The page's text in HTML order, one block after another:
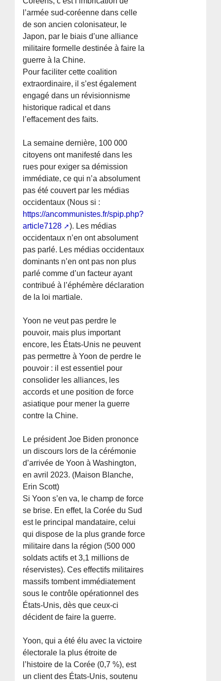
l’armée sud-coréenne dans celle
de son ancien colonisateur, le
Japon, par le biais d’une alliance
militaire formelle destinée à faire la
guerre à la Chine.
Pour faciliter cette coalition
extraordinaire, il s’est également
engagé dans un révisionnisme
historique radical et dans
l’effacement des faits.
La semaine dernière, 100 000
citoyens ont manifesté dans les
rues pour exiger sa démission
immédiate, ce qui n’a absolument
pas été couvert par les médias
occidentaux (Nous si :
https://ancommunistes.fr/spip.php?
article7128
). Les médias
occidentaux n’en ont absolument
pas parlé. Les médias occidentaux
dominants n’en ont pas non plus
parlé comme d’un facteur ayant
contribué à l’éphémère déclaration
de la loi martiale.
Yoon ne veut pas perdre le
pouvoir, mais plus important
encore, les États-Unis ne peuvent
pas permettre à Yoon de perdre le
pouvoir : il est essentiel pour
consolider les alliances, les
accords et une position de force
asiatique pour mener la guerre
contre la Chine.
Le président Joe Biden prononce
un discours lors de la cérémonie
d’arrivée de Yoon à Washington,
en avril 2023. (Maison Blanche,
Erin Scott)
Si Yoon s’en va, le champ de force
se brise. En effet, la Corée du Sud
est le principal mandataire, celui
qui dispose de la plus grande force
militaire dans la région (500 000
soldats actifs et 3,1 millions de
réservistes). Ces effectifs militaires
massifs tombent immédiatement
sous le contrôle opérationnel des
États-Unis, dès que ceux-ci
décident de faire la guerre.
Yoon, qui a été élu avec la victoire
électorale la plus étroite de
l’histoire de la Corée (0,7 %), est
un client des États-Unis, soutenu